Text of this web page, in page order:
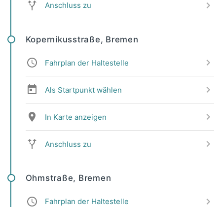
Anschluss zu
Kopernikusstraße, Bremen
Fahrplan der Haltestelle
Als Startpunkt wählen
In Karte anzeigen
Anschluss zu
Ohmstraße, Bremen
Fahrplan der Haltestelle